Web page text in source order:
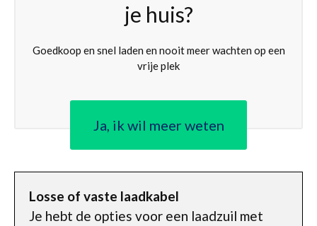
je huis?
Goedkoop en snel laden en nooit meer wachten op een
vrije plek
Ja, ik wil meer weten
Losse of vaste laadkabel
Je hebt de opties voor een laadzuil met